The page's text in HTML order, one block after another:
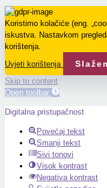
Koristimo kolačiće (eng.
iskustva. Nastavkom
korištenja.
Uvjeti korištenja
Skip to content
Open toolbar
Digitalna pristupačnost
Povećaj tekst
Smanji tekst
Sivi tonovi
Visok kontrast
Negativa kontrast